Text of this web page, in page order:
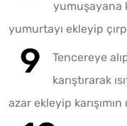
yumuşayana
yumurtayı ekleyip
Tencereye
karıştırarak
azar ekleyip karışımın